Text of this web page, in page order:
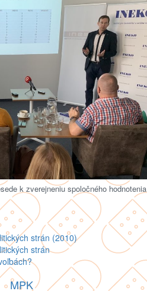
k zverejneniu spoločného hodnotenia
strán (2010)
strán
MPK